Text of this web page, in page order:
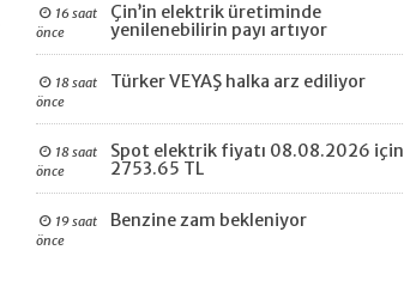
16 saat
önce
Çin’in elektrik üretiminde
yenilenebilirin payı artıyor
18 saat
önce
Türker VEYAŞ halka arz ediliyor
18 saat
önce
Spot elektrik fiyatı 08.08.2026 için
2753.65 TL
19 saat
önce
Benzine zam bekleniyor